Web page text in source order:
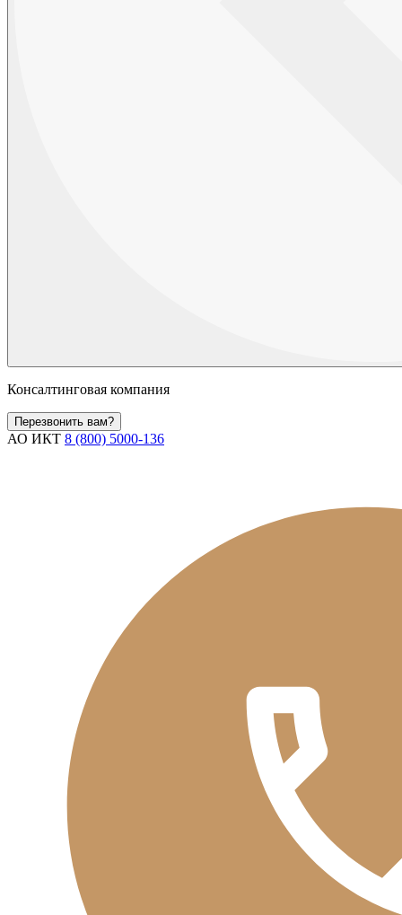
Консалтинговая компания
Перезвонить вам?
АО ИКТ 8 (800) 5000-136